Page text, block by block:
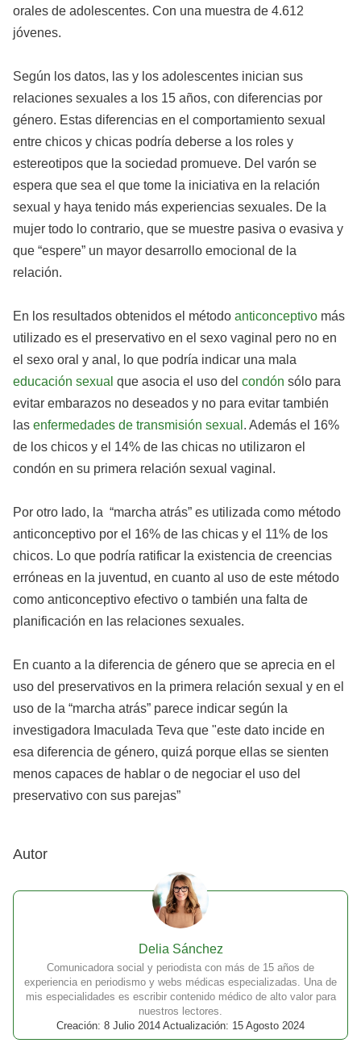
orales de adolescentes. Con una muestra de 4.612
jóvenes.
Según los datos, las y los adolescentes inician sus
relaciones sexuales a los 15 años, con diferencias por
género. Estas diferencias en el comportamiento sexual
entre chicos y chicas podría deberse a los roles y
estereotipos que la sociedad promueve. Del varón se
espera que sea el que tome la iniciativa en la relación
sexual y haya tenido más experiencias sexuales. De la
mujer todo lo contrario, que se muestre pasiva o evasiva y
que “espere” un mayor desarrollo emocional de la
relación.
En los resultados obtenidos el método anticonceptivo más
utilizado es el preservativo en el sexo vaginal pero no en
el sexo oral y anal, lo que podría indicar una mala
educación sexual que asocia el uso del condón sólo para
evitar embarazos no deseados y no para evitar también
las enfermedades de transmisión sexual . Además el 16%
de los chicos y el 14% de las chicas no utilizaron el
condón en su primera relación sexual vaginal.
Por otro lado, la “marcha atrás” es utilizada como método
anticonceptivo por el 16% de las chicas y el 11% de los
chicos. Lo que podría ratificar la existencia de creencias
erróneas en la juventud, en cuanto al uso de este método
como anticonceptivo efectivo o también una falta de
planificación en las relaciones sexuales.
En cuanto a la diferencia de género que se aprecia en el
uso del preservativos en la primera relación sexual y en el
uso de la “marcha atrás” parece indicar según la
investigadora Imaculada Teva que "este dato incide en
esa diferencia de género, quizá porque ellas se sienten
menos capaces de hablar o de negociar el uso del
preservativo con sus parejas”
Autor
Delia Sánchez
Comunicadora social y periodista con más de 15 años de
experiencia en periodismo y webs médicas especializadas. Una de
mis especialidades es escribir contenido médico de alto valor para
nuestros lectores.
Creación: 8 Julio 2014 Actualización: 15 Agosto 2024